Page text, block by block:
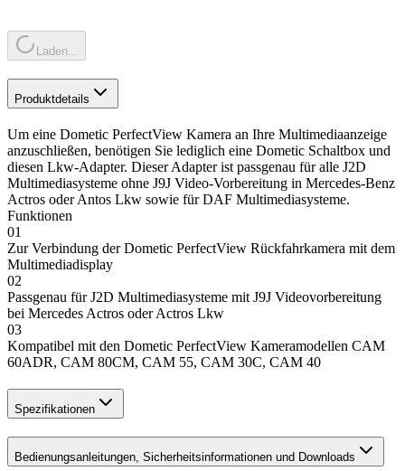
Laden...
Produktdetails
Um eine Dometic PerfectView Kamera an Ihre Multimediaanzeige
anzuschließen, benötigen Sie lediglich eine Dometic Schaltbox und
diesen Lkw-Adapter. Dieser Adapter ist passgenau für alle J2D
Multimediasysteme ohne J9J Video-Vorbereitung in Mercedes-Benz
Actros oder Antos Lkw sowie für DAF Multimediasysteme.
Funktionen
01
Zur Verbindung der Dometic PerfectView Rückfahrkamera mit dem
Multimediadisplay
02
Passgenau für J2D Multimediasysteme mit J9J Videovorbereitung
bei Mercedes Actros oder Actros Lkw
03
Kompatibel mit den Dometic PerfectView Kameramodellen CAM
60ADR, CAM 80CM, CAM 55, CAM 30C, CAM 40
Spezifikationen
Bedienungsanleitungen, Sicherheitsinformationen und Downloads